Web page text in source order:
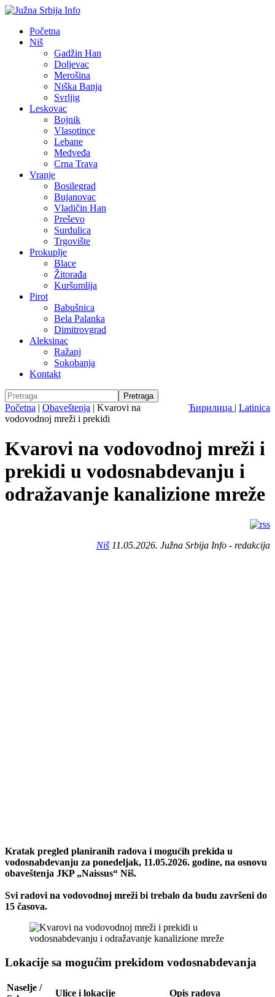
Početna
Niš
Gadžin Han
Doljevac
Merošina
Niška Banja
Svrljig
Leskovac
Bojnik
Vlasotince
Lebane
Medveđa
Crna Trava
Vranje
Bosilegrad
Bujanovac
Vladičin Han
Preševo
Surdulica
Trgovište
Prokuplje
Blace
Žitorađa
Kuršumlija
Pirot
Babušnica
Bela Palanka
Dimitrovgrad
Aleksinac
Ražanj
Sokobanja
Kontakt
Ћирилица | Latinica
Početna | Obaveštenja | Kvarovi na
vodovodnoj mreži i prekidi
Kvarovi na vodovodnoj mreži i
prekidi u vodosnabdevanju i
odražavanje kanalizione mreže
Niš11.05.2026. Južna Srbija Info - redakcija
Kratak pregled planiranih radova i mogućih prekida u
vodosnabdevanju za ponedeljak, 11.05.2026. godine, na osnovu
obaveštenja JKP „Naissus“ Niš.
Svi radovi na vodovodnoj mreži bi trebalo da budu završeni do
15 časova.
Lokacije sa mogućim prekidom vodosnabdevanja
Naselje /
Ulice i lokacije Opis radova